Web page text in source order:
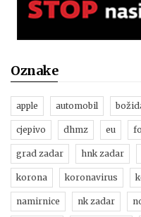
Oznake
apple automobil
cjepivo dhmz eu
grad zadar hnk zadar
korona koronavirus
namirnice nk zadar